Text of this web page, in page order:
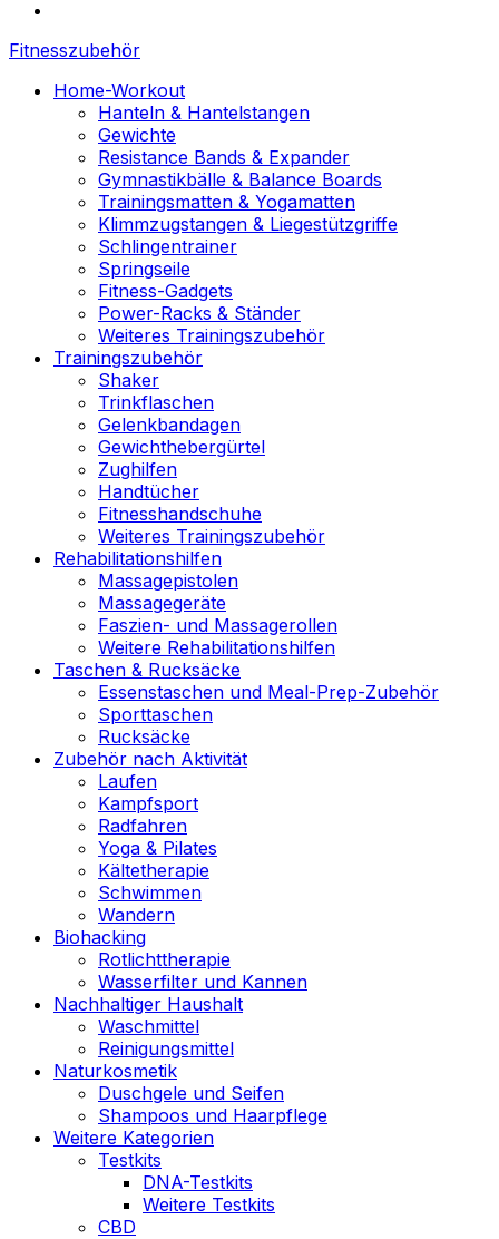
Fitnesszubehör
Home-Workout
Hanteln & Hantelstangen
Gewichte
Resistance Bands & Expander
Gymnastikbälle & Balance Boards
Trainingsmatten & Yogamatten
Klimmzugstangen & Liegestützgriffe
Schlingentrainer
Springseile
Fitness-Gadgets
Power-Racks & Ständer
Weiteres Trainingszubehör
Trainingszubehör
Shaker
Trinkflaschen
Gelenkbandagen
Gewichthebergürtel
Zughilfen
Handtücher
Fitnesshandschuhe
Weiteres Trainingszubehör
Rehabilitationshilfen
Massagepistolen
Massagegeräte
Faszien- und Massagerollen
Weitere Rehabilitationshilfen
Taschen & Rucksäcke
Essenstaschen und Meal-Prep-Zubehör
Sporttaschen
Rucksäcke
Zubehör nach Aktivität
Laufen
Kampfsport
Radfahren
Yoga & Pilates
Kältetherapie
Schwimmen
Wandern
Biohacking
Rotlichttherapie
Wasserfilter und Kannen
Nachhaltiger Haushalt
Waschmittel
Reinigungsmittel
Naturkosmetik
Duschgele und Seifen
Shampoos und Haarpflege
Weitere Kategorien
Testkits
DNA-Testkits
Weitere Testkits
CBD